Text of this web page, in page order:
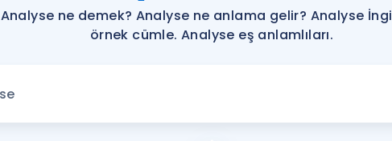
Rehberlik Aracı
YDS ve YÖKDİL'e
Tüm ÖSYM
Analyse ne demek? Analyse ne anlama gelir? Analyse
örnek cümle. Analyse eş anlamlıları.